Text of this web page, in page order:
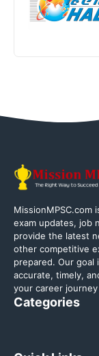
exam updates, job
provide the latest
other competitive
prepared. Our
accurate, timely,
your career
Categories